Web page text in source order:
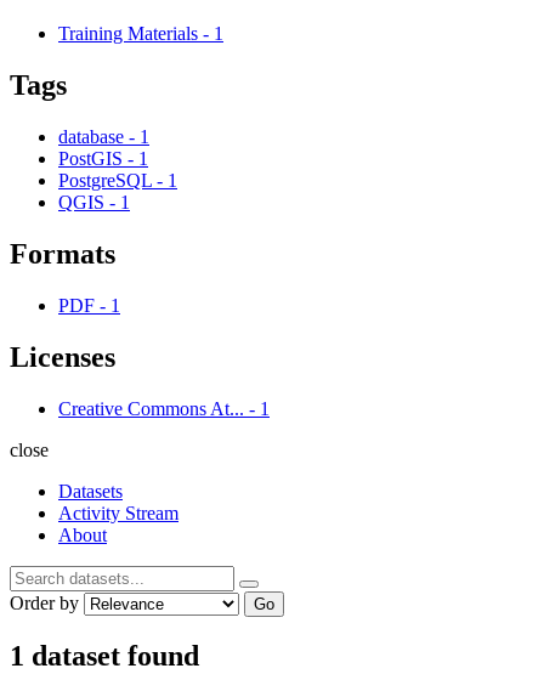
Training Materials - 1
Tags
database - 1
PostGIS - 1
PostgreSQL - 1
QGIS - 1
Formats
PDF - 1
Licenses
Creative Commons At... - 1
close
Datasets
Activity Stream
About
Order by Go
1 dataset found